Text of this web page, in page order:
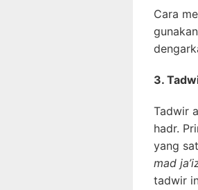
Cara
3.
Tadwir
hadr.
yang
mad
tadwir